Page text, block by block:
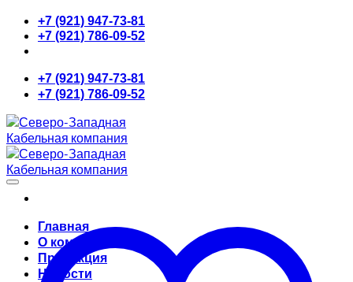
Skip
content
+7 (921) 947-73-81
+7 (921) 786-09-52
+7 (921) 947-73-81
+7 (921) 786-09-52
Главная
О компании
Продукция
Новости